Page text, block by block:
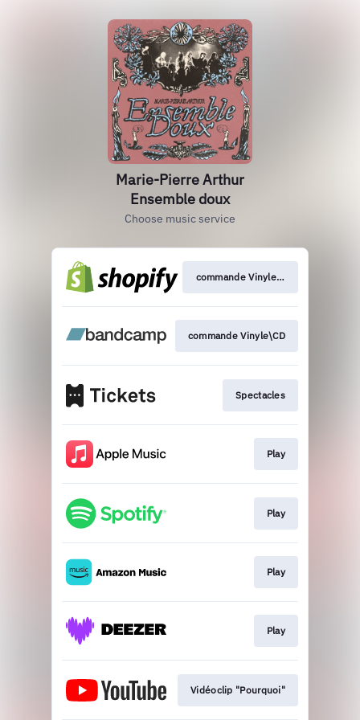
Marie-Pierre Arthur
Ensemble doux
Choose music service
commande Vinyle\CD
commande Vinyle\CD
Spectacles
Play
Play
Play
Play
Vidéoclip "Pourquoi"